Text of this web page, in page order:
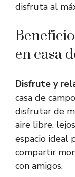
disfruta al
en casa
Disfrute y
casa de
disfrutar de
aire libre,
espacio ideal
compartir
con amigos.